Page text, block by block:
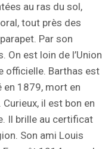
au ras du sol,
tout près des
Par son
On est loin de l’Union
officielle. Barthas est
en 1879, mort en
il est bon en
Il brille au certificat
Son ami Louis